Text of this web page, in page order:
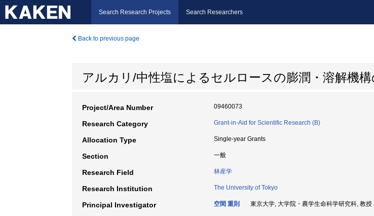
Search Research Projects Search Researchers
Back to previous page
アルカリ/中性塩によるセルロースの膨潤・溶解機
Project/Area Number 09460073
Research Category Grant-in-Aid for Scientific Research (B)
Allocation Type Single-year Grants
Section 一般
Research Field 林産学
Research Institution The University of Tokyo
Principal Investigator 空閑 重則 東京大学, 大学院・農学生命科学研究科, 教